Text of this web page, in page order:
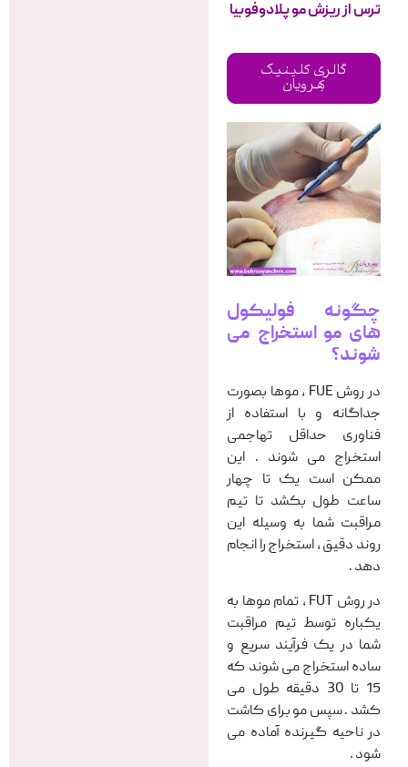
ترس از ریزش مو پلادوفوبیا
گالری کلینیک
بهرویان
چگونه فولیکول
های مو استخراج می
شوند؟
در روش FUE ، موها بصورت
جداگانه و با استفاده از
فناوری حداقل تهاجمی
استخراج می شوند . این
ممکن است یک تا چهار
ساعت طول بکشد تا تیم
مراقبت شما به وسیله این
روند دقیق ، استخراج را انجام
دهد .
در روش FUT ، تمام موها به
یکباره توسط تیم مراقبت
شما در یک فرآیند سریع و
ساده استخراج می شوند که
15 تا 30 دقیقه طول می
کشد . سپس مو برای کاشت
در ناحیه گیرنده آماده می
شود .